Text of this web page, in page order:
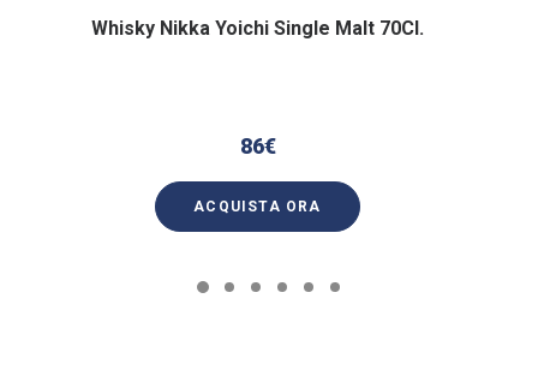
Whisky Nikka Yoichi Single Malt 70Cl.
86€
ACQUISTA ORA